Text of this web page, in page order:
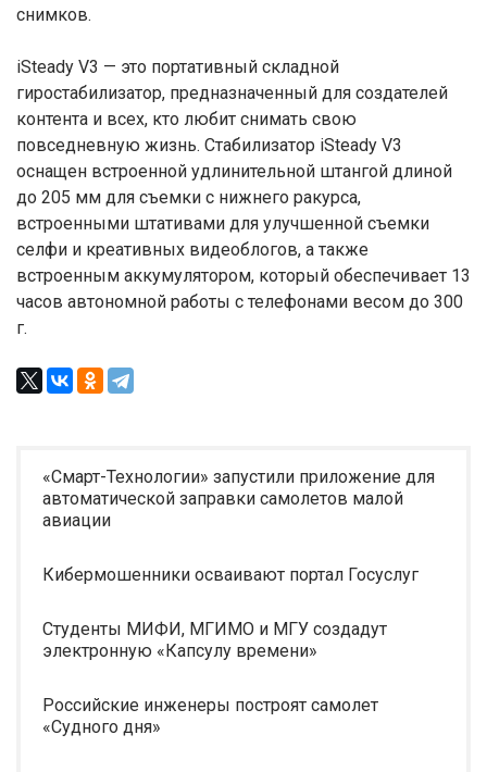
снимков.
iSteady V3 — это портативный складной
гиростабилизатор, предназначенный для создателей
контента и всех, кто любит снимать свою
повседневную жизнь. Стабилизатор iSteady V3
оснащен встроенной удлинительной штангой длиной
до 205 мм для съемки с нижнего ракурса,
встроенными штативами для улучшенной съемки
селфи и креативных видеоблогов, а также
встроенным аккумулятором, который обеспечивает 13
часов автономной работы с телефонами весом до 300
г.
«Смарт-Технологии» запустили приложение для
автоматической заправки самолетов малой
авиации
Кибермошенники осваивают портал Госуслуг
Студенты МИФИ, МГИМО и МГУ создадут
электронную «Капсулу времени»
Российские инженеры построят самолет
«Судного дня»